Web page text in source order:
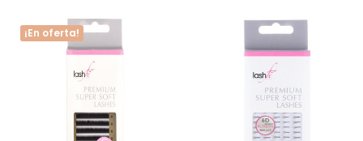
¡En oferta!